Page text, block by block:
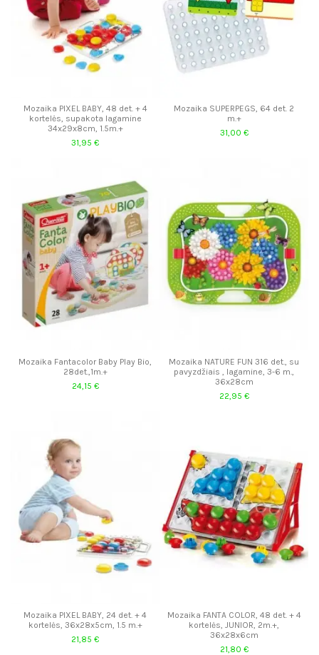
Mozaika PIXEL BABY, 48 det. + 4
kortelės, supakota lagamine
34x29x8cm, 1.5m.+
31,95 €
Mozaika SUPERPEGS, 64 det. 2
m.+
31,00 €
Mozaika Fantacolor Baby Play Bio,
28det.,1m.+
24,15 €
Mozaika NATURE FUN 316 det., su
pavyzdžiais , lagamine, 3-6 m.,
36x28cm
22,95 €
Mozaika PIXEL BABY, 24 det. + 4
kortelės, 36x28x5cm, 1.5 m.+
21,85 €
Mozaika FANTA COLOR, 48 det. + 4
kortelės, JUNIOR, 2m.+,
36x28x6cm
21,80 €